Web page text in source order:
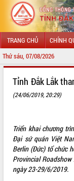
TRANG CHỦ CHÍNH
Thứ sáu, 07/08/2026
LÃNH ĐẠO UBND TỈNH
SỞ, BAN, NGÀNH
UBND CÁC XÃ, PHƯỜNG
Tỉnh Đắk Lắk
(24/06/2019, 20:29)
Triển khai chương
Đại sứ quán Việt
Berlin (Đức) tổ chức
Provincial
ngày 23-29/6/2019.